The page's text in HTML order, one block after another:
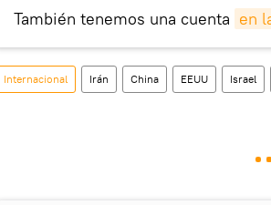
También tenemos una cuenta en
Internacional Irán China EEUU Israel